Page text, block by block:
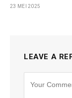
23 MEI 2025
LEAVE A